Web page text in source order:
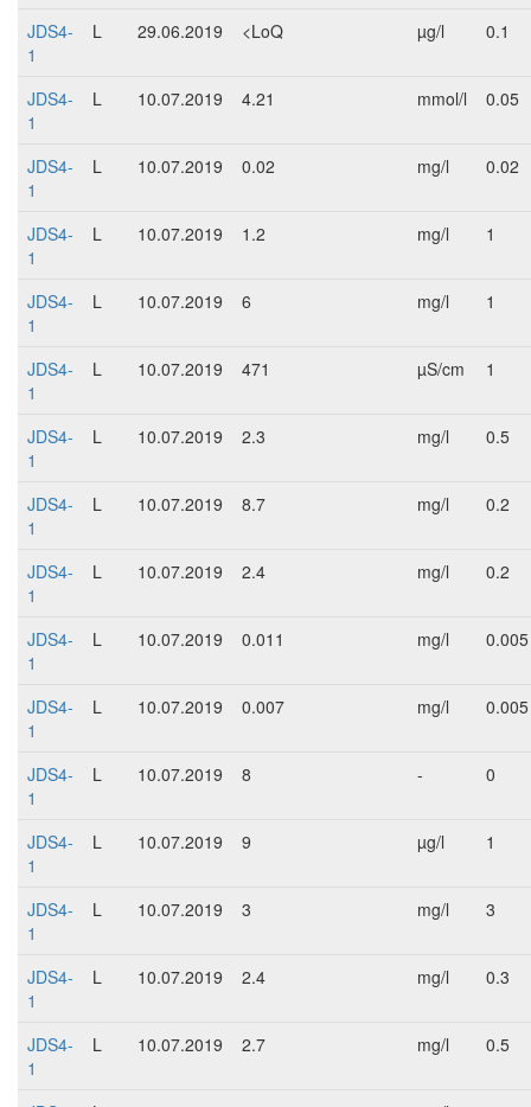
JDS4-
1
L 29.06.2019 <LoQ µg/l 0.1
JDS4-
1
L 10.07.2019 4.21 mmol/l 0.05
JDS4-
1
L 10.07.2019 0.02 mg/l 0.02
JDS4-
1
L 10.07.2019 1.2 mg/l 1
JDS4-
1
L 10.07.2019 6 mg/l 1
JDS4-
1
L 10.07.2019 471 µS/cm 1
JDS4-
1
L 10.07.2019 2.3 mg/l 0.5
JDS4-
1
L 10.07.2019 8.7 mg/l 0.2
JDS4-
1
L 10.07.2019 2.4 mg/l 0.2
JDS4-
1
L 10.07.2019 0.011 mg/l 0.005
JDS4-
1
L 10.07.2019 0.007 mg/l 0.005
JDS4-
1
L 10.07.2019 8 - 0
JDS4-
1
L 10.07.2019 9 µg/l 1
JDS4-
1
L 10.07.2019 3 mg/l 3
JDS4-
1
L 10.07.2019 2.4 mg/l 0.3
JDS4-
1
L 10.07.2019 2.7 mg/l 0.5